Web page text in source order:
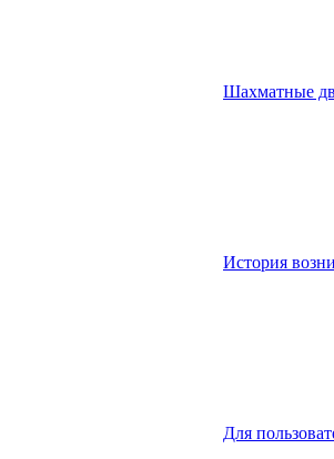
Шахматные
История
Для